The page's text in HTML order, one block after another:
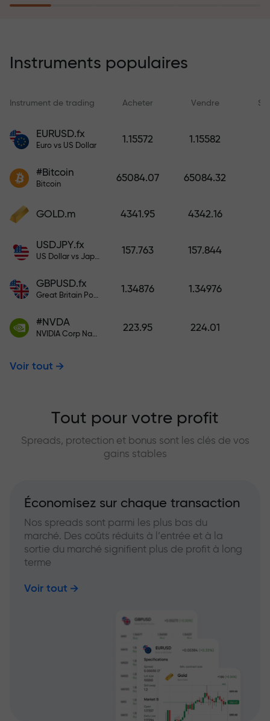
rêves simplement en effectuant un
risques rembourse vos pertes et
garantit un triplement des profits
tranquillité — votre capital est
dépôt. X1000 n’est pas une erreur.
Instruments populaires
Instrument de trading Acheter Vendre
EURUSD.fx
Euro vs US Dollar
1.15572 1.15582
#Bitcoin
Bitcoin
65084.07 65084.32
GOLD.m 4341.95 4342.16
USDJPY.fx
US Dollar vs Japanese Yen
157.763 157.844
GBPUSD.fx
Great Britain Pound vs US Dollar
1.34876 1.34976
#NVDA
NVIDIA Corp Nasdaq Stock Exchange (Nasdaq) USD
223.95 224.01
Voir tout
Tout pour votre profit
Spreads, protection et bonus sont les clés de vos
gains stables
Économisez sur chaque transaction
Nos spreads sont parmi les plus bas du
marché. Des coûts réduits à l’entrée et à la
sortie du marché signifient plus de profit à long
terme
Voir tout